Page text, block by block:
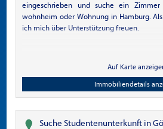
eingeschrieben und suche ein
wohnheim oder Wohnung in Hamburg.
ich mich über Unterstützung freuen.
Auf Karte
Immobiliendetails
Suche Studentenunterkunft in